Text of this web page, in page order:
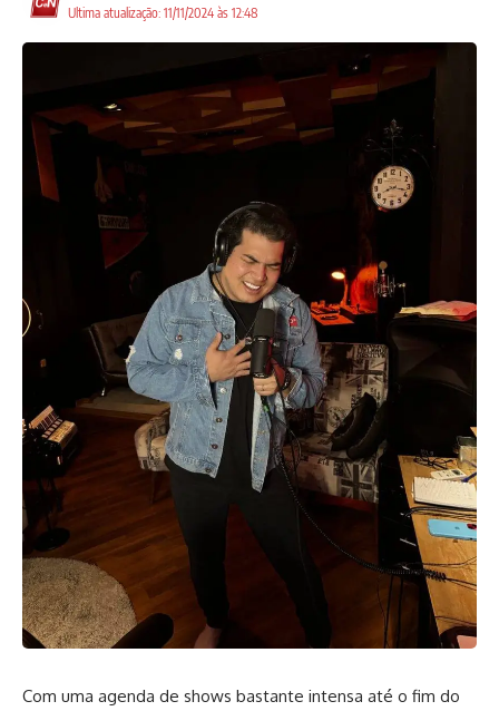
Ultima atualização: 11/11/2024 às 12:48
Com uma agenda de shows bastante intensa até o fim do